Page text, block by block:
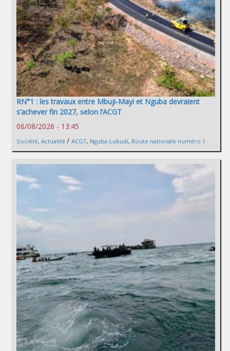
RN°1 : les travaux entre Mbuji-Mayi et Nguba devraient
s’achever fin 2027, selon l’ACGT
06/08/2026 - 13:45
Société, Actualité / ACGT, Nguba-Lubudi, Route nationale numéro 1